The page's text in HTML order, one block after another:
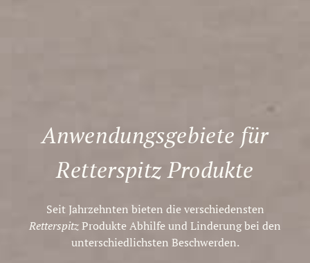
Anwendungs­gebiete für
Retterspitz Produkte
Seit Jahrzehnten bieten die verschiedensten
RetterspitzProdukte Abhilfe und Linderung bei den
unterschiedlichsten Beschwerden.